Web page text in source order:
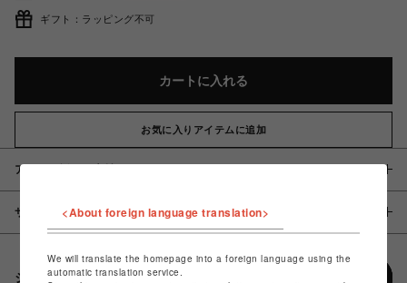
ギフト：ラッピング不可
カートに入れる
お気に入りアイテムに追加
アイテム説明 / 素材
サイズ
シェアする
<About foreign language translation>
We will translate the homepage into a foreign language using the
automatic translation service.